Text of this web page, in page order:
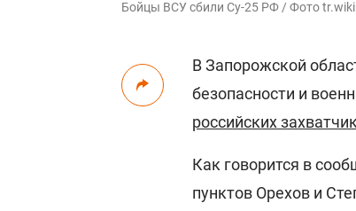
Бойцы ВСУ сбили Су-25 РФ / Фото
В Запорожской
безопасности и
российских
Как говорится в
пунктов Орехов и